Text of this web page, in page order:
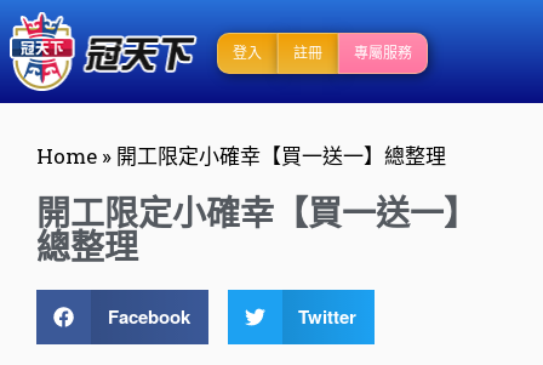
登入 註冊 專屬服務
Home » 開工限定小確幸【買一送一】總整理
開工限定小確幸【買一送一】
總整理
Facebook Twitter